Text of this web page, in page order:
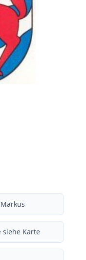
siehe Karte